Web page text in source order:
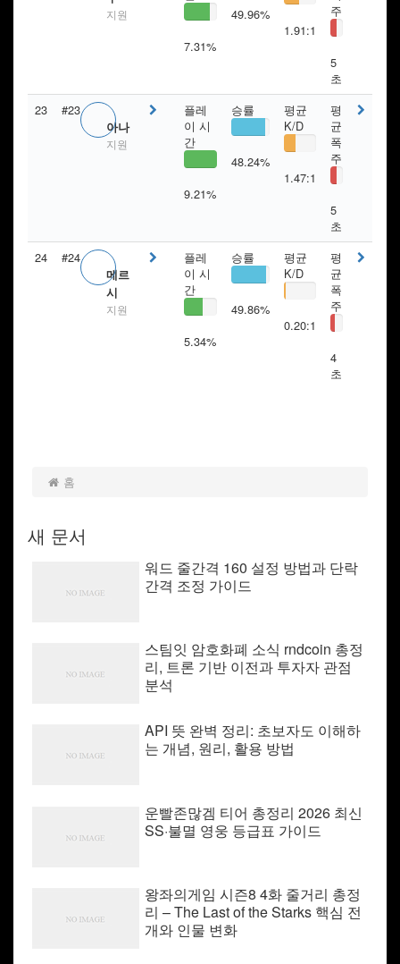
지원
7.31%
49.96%
1.91:1
주
5
초
23
#23
아나
지원
플레
이 시
간
9.21%
승률
48.24%
평균
K/D
1.47:1
평
균
폭
주
5
초
24
#24
메르
시
지원
플레
이 시
간
5.34%
승률
49.86%
평균
K/D
0.20:1
평
균
폭
주
4
초
홈
새 문서
워드 줄간격 160 설정 방법과 단락
간격 조정 가이드
스팀잇 암호화폐 소식 rndcoin 총정
리, 트론 기반 이전과 투자자 관점
분석
API 뜻 완벽 정리: 초보자도 이해하
는 개념, 원리, 활용 방법
운빨존많겜 티어 총정리 2026 최신
SS·불멸 영웅 등급표 가이드
왕좌의게임 시즌8 4화 줄거리 총정
리 – The Last of the Starks 핵심 전
개와 인물 변화